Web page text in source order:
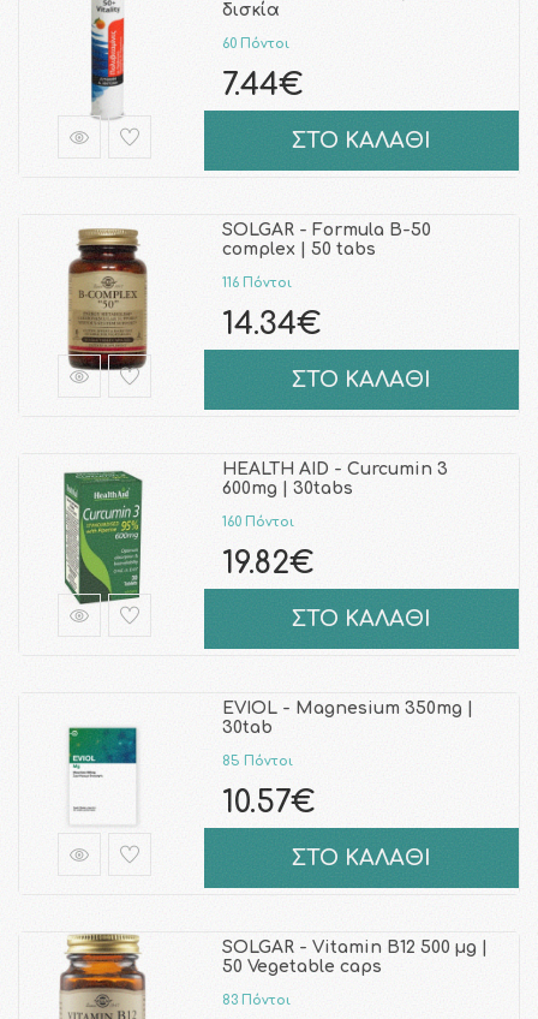
δισκία
60 Πόντοι
7.44€
ΣΤΟ ΚΑΛΑΘΙ
SOLGAR - Formula B-50
complex | 50 tabs
116 Πόντοι
14.34€
ΣΤΟ ΚΑΛΑΘΙ
HEALTH AID - Curcumin 3
600mg | 30tabs
160 Πόντοι
19.82€
ΣΤΟ ΚΑΛΑΘΙ
EVIOL - Magnesium 350mg |
30tab
85 Πόντοι
10.57€
ΣΤΟ ΚΑΛΑΘΙ
SOLGAR - Vitamin B12 500 µg |
50 Vegetable caps
83 Πόντοι